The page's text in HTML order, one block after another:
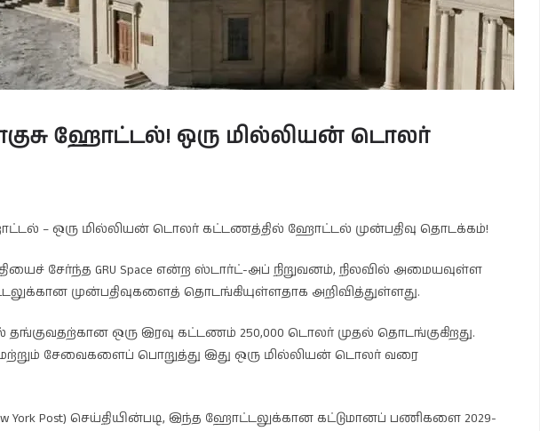
ஹோட்டல்! ஒரு மில்லியன் டொலர்
– ஒரு மில்லியன் டொலர் கட்டணத்தில் ஹோட்டல் முன்பதிவு தொடக்கம்!
சேர்ந்த GRU Space என்ற ஸ்டார்ட்-அப் நிறுவனம், நிலவில் அமையவுள்ள
முன்பதிவுகளைத் தொடங்கியுள்ளதாக அறிவித்துள்ளது.
தங்குவதற்கான ஒரு இரவு கட்டணம் 250,000 டொலர் முதல் தொடங்குகிறது.
சேவைகளைப் பொறுத்து இது ஒரு மில்லியன் டொலர் வரை
York Post) செய்தியின்படி, இந்த ஹோட்டலுக்கான கட்டுமானப் பணிகளை 2029-